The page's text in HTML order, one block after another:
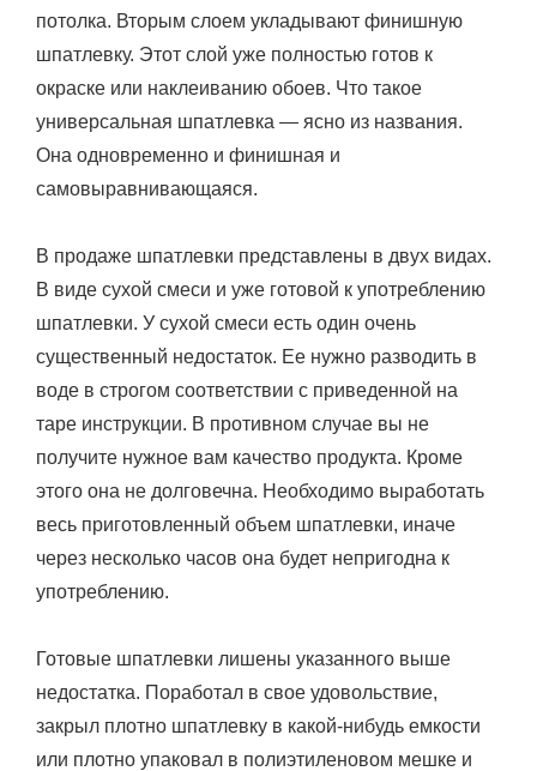
потолка. Вторым слоем укладывают финишную
шпатлевку. Этот слой уже полностью готов к
окраске или наклеиванию обоев. Что такое
универсальная шпатлевка — ясно из названия.
Она одновременно и финишная и
самовыравнивающаяся.
В продаже шпатлевки представлены в двух видах.
В виде сухой смеси и уже готовой к употреблению
шпатлевки. У сухой смеси есть один очень
существенный недостаток. Ее нужно разводить в
воде в строгом соответствии с приведенной на
таре инструкции. В противном случае вы не
получите нужное вам качество продукта. Кроме
этого она не долговечна. Необходимо выработать
весь приготовленный объем шпатлевки, иначе
через несколько часов она будет непригодна к
употреблению.
Готовые шпатлевки лишены указанного выше
недостатка. Поработал в свое удовольствие,
закрыл плотно шпатлевку в какой-нибудь емкости
или плотно упаковал в полиэтиленовом мешке и